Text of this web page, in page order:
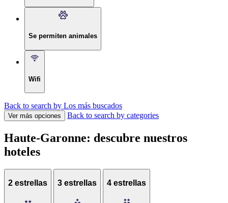
Se permiten animales
Wifi
Back to search by Los más buscados
Ver más opciones Back to search by categories
Haute-Garonne: descubre nuestros
hoteles
2 estrellas 3 estrellas 4 estrellas